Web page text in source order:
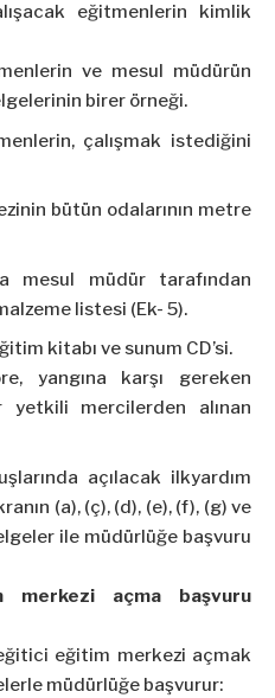
eğitmenlerin kimlik
ve mesul müdürün
birer örneği.
çalışmak istediğini
bütün odalarının metre
mesul müdür tarafından
listesi (Ek- 5).
kitabı ve sunum CD’si.
yangına karşı gereken
yetkili mercilerden alınan
açılacak ilkyardım
(a), (ç), (d), (e), (f), (g) ve
ile müdürlüğe başvuru
merkezi açma başvuru
eğitim merkezi açmak
müdürlüğe başvurur: